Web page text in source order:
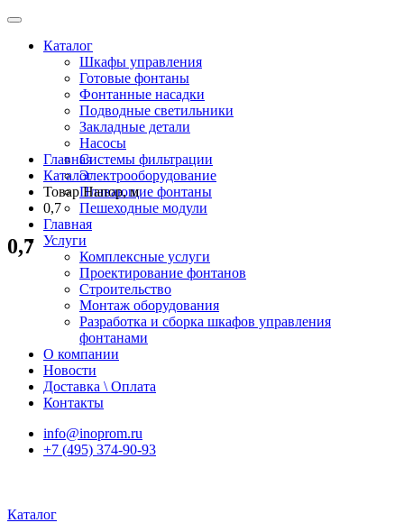
Каталог
Шкафы управления
Готовые фонтаны
Фонтанные насадки
Подводные светильники
Закладные детали
Насосы
Системы фильтрации
Электрооборудование
Плавающие фонтаны
Пешеходные модули
Главная
Услуги
Комплексные услуги
Проектирование фонтанов
Строительство
Монтаж оборудования
Разработка и сборка шкафов управления
фонтанами
О компании
Новости
Доставка \ Оплата
Контакты
info@inoprom.ru
+7 (495) 374-90-93
Каталог
Главная
Каталог
Товар Напор, м
0,7
0,7